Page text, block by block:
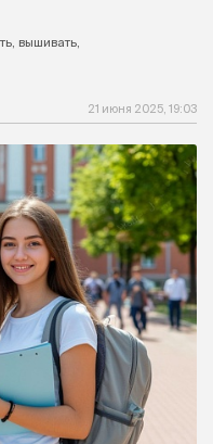
вышивать,
21 июня 2025, 19:03